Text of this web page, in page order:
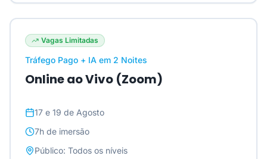
Vagas Limitadas
Tráfego Pago + IA em 2 Noites
Online ao Vivo (Zoom)
17 e 19 de Agosto
7h de imersão
Público: Todos os níveis